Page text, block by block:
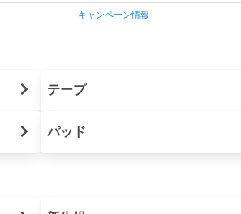
キャンペーン情報
テープ
パッド